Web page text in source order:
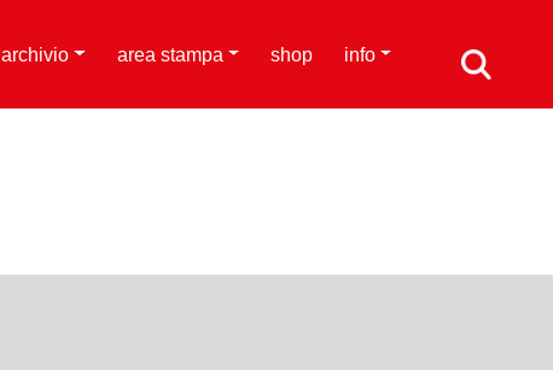
archivio area stampa shop info